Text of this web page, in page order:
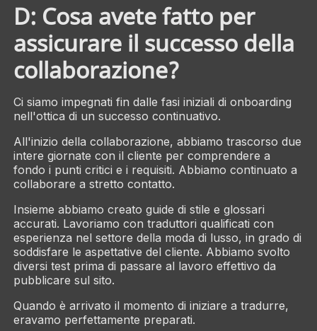
D: Cosa avete fatto per
assicurare il successo della
collaborazione?
Ci siamo impegnati fin dalle fasi iniziali di onboarding
nell'ottica di un successo continuativo.
All'inizio della collaborazione, abbiamo trascorso due
intere giornate con il cliente per comprendere a
fondo i punti critici e i requisiti. Abbiamo continuato a
collaborare a stretto contatto.
Insieme abbiamo creato guide di stile e glossari
accurati. Lavoriamo con traduttori qualificati con
esperienza nel settore della moda di lusso, in grado di
soddisfare le aspettative del cliente. Abbiamo svolto
diversi test prima di passare al lavoro effettivo da
pubblicare sul sito.
Quando è arrivato il momento di iniziare a tradurre,
eravamo perfettamente preparati.